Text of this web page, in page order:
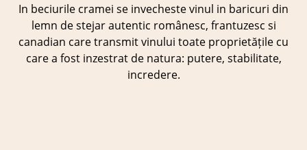
In beciurile cramei se invecheste vinul in baricuri din
lemn de stejar autentic românesc, frantuzesc si
canadian care transmit vinului toate proprietățile cu
care a fost inzestrat de natura: putere, stabilitate,
incredere.